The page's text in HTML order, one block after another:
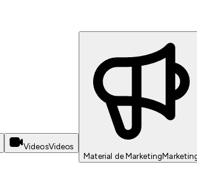
VideosVideos
Material de Marketing